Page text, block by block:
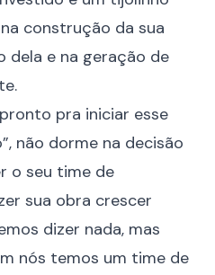
construção da sua
dela e na geração de
pra iniciar esse
não dorme na decisão
o seu time de
sua obra crescer
dizer nada, mas
nós temos um time de